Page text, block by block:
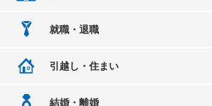
就職・退職
引越し・住まい
結婚・離婚